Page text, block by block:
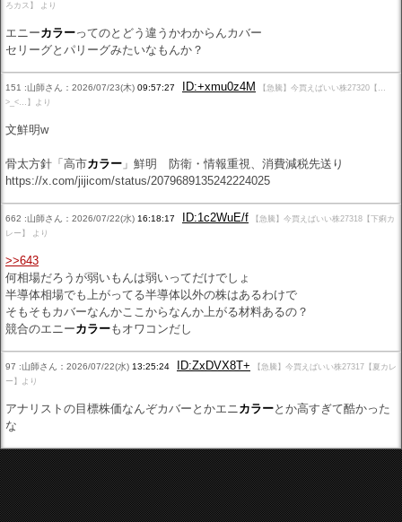
ろカス】 より
エニーカラーってのとどう違うかわからんカバー
セリーグとパリーグみたいなもんか？
151 :山師さん：2026/07/23(木) 09:57:27 ID:+xmu0z4M
【急騰】今買えばいい株27320【…
>_<…】より
文鮮明w
骨太方針「高市カラー 」鮮明 防衛・情報重視、消費減税先送り
https://x.com/jijicom/status/2079689135242224025
662 :山師さん：2026/07/22(水) 16:18:17 ID:1c2WuE/f
【急騰】今買えばいい株27318【下痢カ
レー】 より
>>643
何相場だろうが弱いもんは弱いってだけでしょ
半導体相場でも上がってる半導体以外の株はあるわけで
そもそもカバーなんかここからなんか上がる材料あるの？
競合のエニーカラーもオワコンだし
97 :山師さん：2026/07/22(水) 13:25:24 ID:ZxDVX8T+
【急騰】今買えばいい株27317【夏カレ
ー】より
アナリストの目標株価なんぞカバーとかエニカラーとか高すぎて酷かった
な